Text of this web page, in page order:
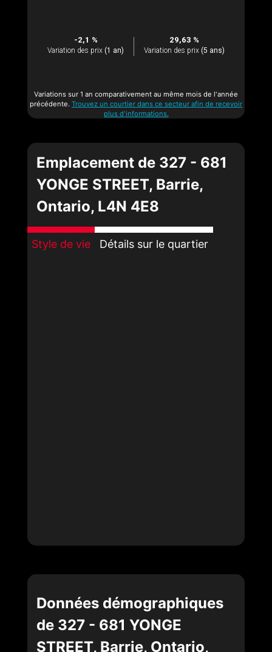
-2,1 %
Variation des prix (1 an)
29,63 %
Variation des prix (5 ans)
Variations sur 1 an comparativement au même mois de l'année
précédente. Trouvez un courtier dans ce secteur afin de recevoir
plus d'informations.
Emplacement de 327 - 681
YONGE STREET, Barrie,
Ontario, L4N 4E8
Style de vie Détails sur le quartier
Données démographiques
de 327 - 681 YONGE
STREET, Barrie, Ontario,